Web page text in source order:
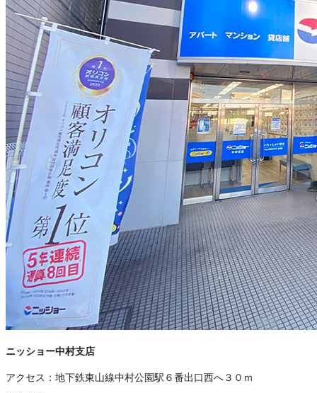
ニッショー中村支店
アクセス： 地下鉄東山線中村公園駅６番出口西へ３０ｍ